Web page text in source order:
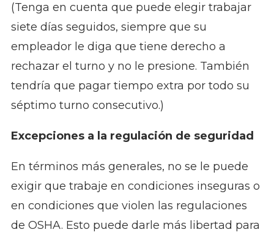
(Tenga en cuenta que puede elegir trabajar
siete días seguidos, siempre que su
empleador le diga que tiene derecho a
rechazar el turno y no le presione. También
tendría que pagar tiempo extra por todo su
séptimo turno consecutivo.)
Excepciones a la regulación de seguridad
En términos más generales, no se le puede
exigir que trabaje en condiciones inseguras o
en condiciones que violen las regulaciones
de OSHA. Esto puede darle más libertad para